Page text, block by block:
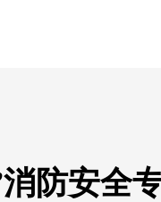
防安全